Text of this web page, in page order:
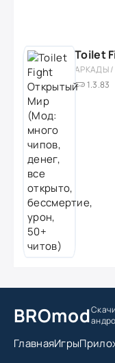
1.3.83
BROmod
ГлавнаяИгры